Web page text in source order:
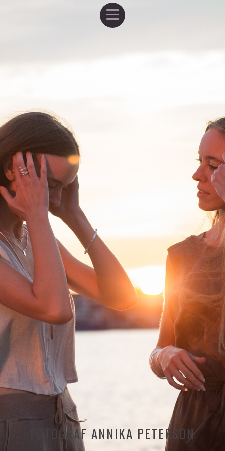
FOTOGRAF ANNIKA PETERSON